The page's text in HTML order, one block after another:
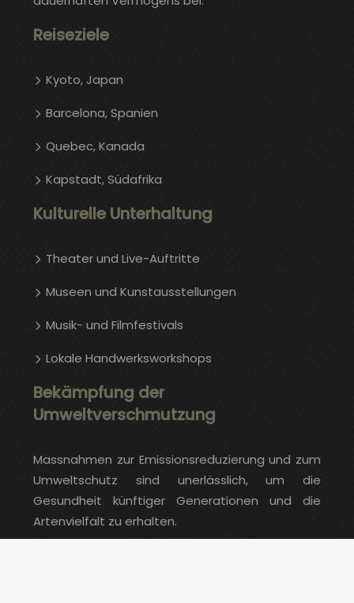
Reiseziele
Kyoto, Japan
Barcelona, ​​​​Spanien
Quebec, Kanada
Kapstadt, Südafrika
Kulturelle Unterhaltung
Theater und Live-Auftritte
Museen und Kunstausstellungen
Musik- und Filmfestivals
Lokale Handwerksworkshops
Bekämpfung der
Umweltverschmutzung
Massnahmen zur Emissionsreduzierung und zum
Umweltschutz sind unerlässlich, um die
Gesundheit künftiger Generationen und die
Artenvielfalt zu erhalten.